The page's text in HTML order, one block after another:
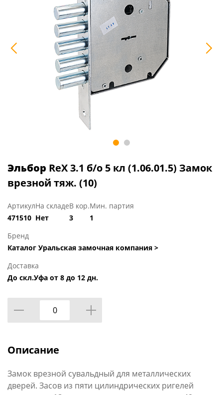
Эльбор ReX 3.1 б/о 5 кл (1.06.01.5) Замок
врезной тяж. (10)
Артикул
471510
На складе
Нет
В кор.
3
Мин. партия
1
Бренд
Каталог Уральская замочная компания >
Доставка
До скл.Уфа от 8 до 12 дн.
Описание
Замок врезной сувальдный для металлических
дверей. Засов из пяти цилиндрических ригелей